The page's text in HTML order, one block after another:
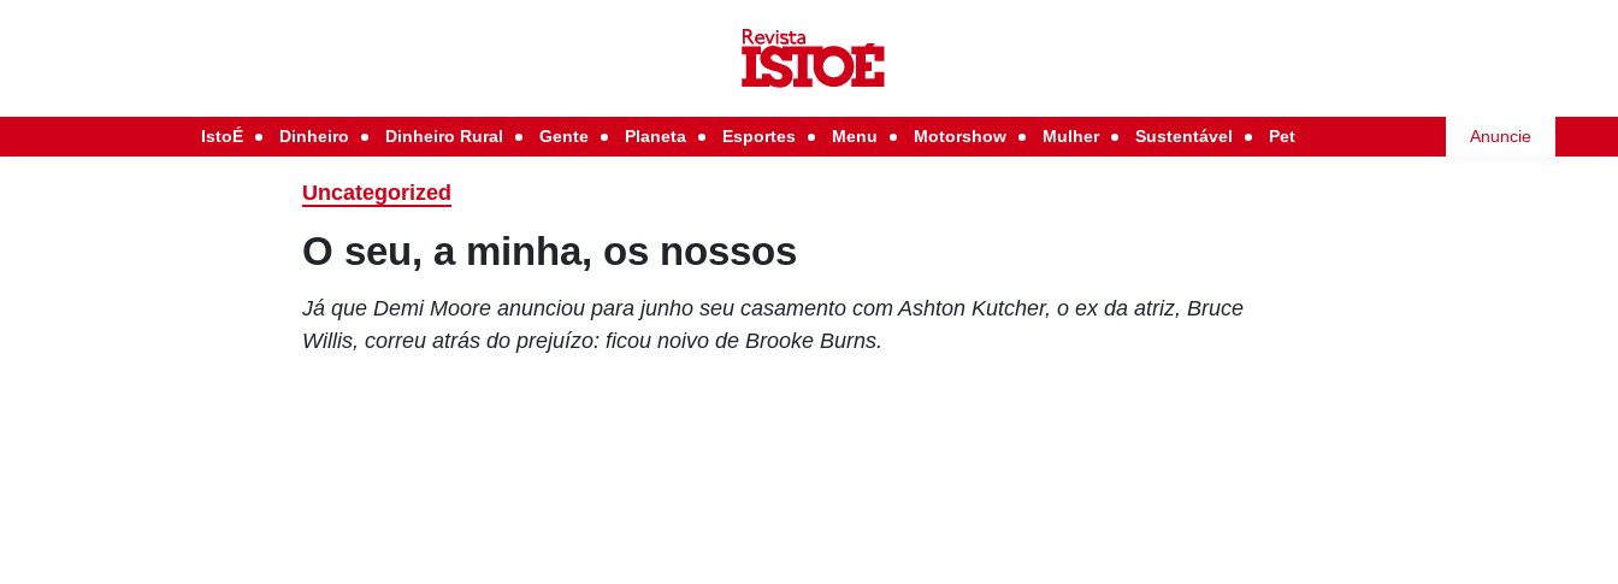
IstoÉ Dinheiro Dinheiro Rural Gente Planeta Esportes Menu Motorshow Mulher Sustentável Pet Anuncie
Uncategorized
O seu, a minha, os nossos
Já que Demi Moore anunciou para junho seu casamento com Ashton Kutcher, o ex da atriz, Bruce
Willis, correu atrás do prejuízo: ficou noivo de Brooke Burns.